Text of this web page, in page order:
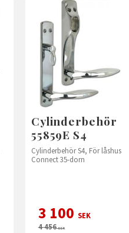
Cylinderbehör
55859E S4
Cylinderbehör S4, För låshus
Connect 35-dorn
3 100 SEK
4 456SEK